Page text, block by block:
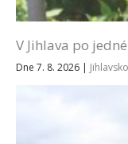
V Jihlava po
Dne 7. 8. 2026 | Jihlavsko